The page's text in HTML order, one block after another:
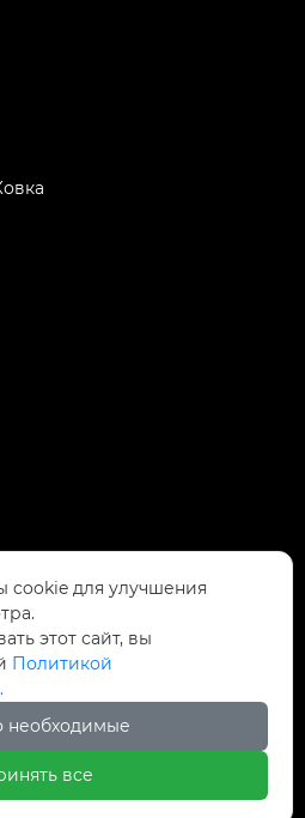
уезд Учжи, промзона
Средняя
cookie для улучшения
этот сайт, вы
Политикой
необходимые
все